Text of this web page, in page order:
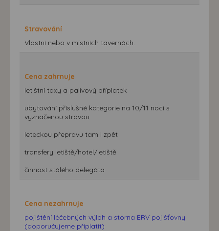
Stravování
Vlastní nebo v místních tavernách.
Cena zahrnuje
letištní taxy a palivový příplatek
ubytování příslušné kategorie na 10/11 nocí s
vyznačenou stravou
leteckou přepravu tam i zpět
transfery letiště/hotel/letiště
činnost stálého delegáta
Cena nezahrnuje
pojištění léčebných výloh a storna ERV pojišťovny
(doporučujeme připlatit)